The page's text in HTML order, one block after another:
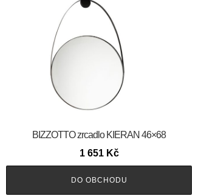
BIZZOTTO zrcadlo KIERAN 46×68
1 651 Kč
DO OBCHODU